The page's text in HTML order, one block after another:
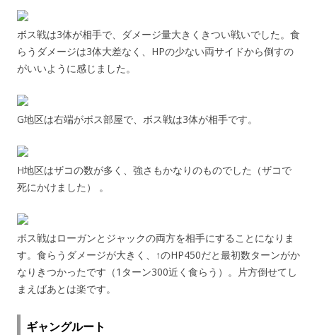
ボス戦は3体が相手で、ダメージ量大きくきつい戦いでした。食
らうダメージは3体大差なく、HPの少ない両サイドから倒すの
がいいように感じました。
G地区は右端がボス部屋で、ボス戦は3体が相手です。
H地区はザコの数が多く、強さもかなりのものでした（ザコで
死にかけました） 。
ボス戦はローガンとジャックの両方を相手にすることになりま
す。食らうダメージが大きく、↑のHP450だと最初数ターンがか
なりきつかったです（1ターン300近く食らう）。片方倒せてし
まえばあとは楽です。
ギャングルート